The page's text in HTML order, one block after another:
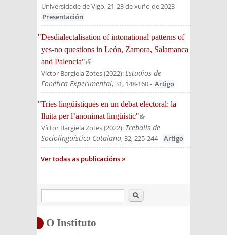
Universidade de Vigo, 21-23 de xuño de 2023-
Presentación
"Desdialectalisation of intonational patterns of
yes-no questions in León, Zamora, Salamanca
and Palencia"(link is external)
Víctor Bargiela Zotes(2022): Estudios de
Fonética Experimental, 31, 148-160- Artigo
"Tries lingüístiques en un debat electoral: la
lluita per l’anonimat lingüístic"(link is external)
Víctor Bargiela Zotes(2022): Treballs de
Sociolingüística Catalana, 32, 225-244- Artigo
Ver todas as publicacións
Buscar
O Instituto